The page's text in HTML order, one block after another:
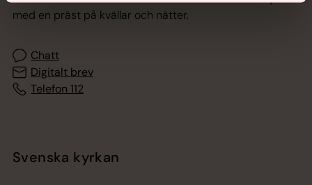
med en präst på kvällar och nätter.
Chatt
Digitalt brev
Telefon 112
Svenska kyrkan